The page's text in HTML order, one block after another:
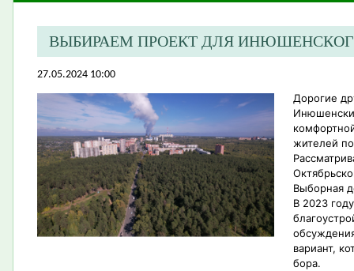
ВЫБИРАЕМ ПРОЕКТ ДЛЯ
27.05.2024 10:00
Дорогие
жителей
Выборная
В 2023
вариант,
бора.